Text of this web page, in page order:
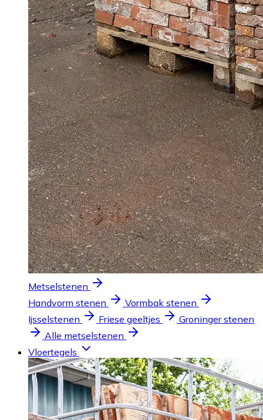
Metselstenen
Handvorm stenen
Vormbak stenen
Ijsselstenen
Friese geeltjes
Groninger stenen
Alle metselstenen
Vloertegels